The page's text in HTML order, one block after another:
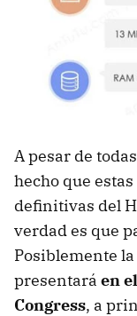
A pesar de
hecho que
definitivas del
verdad es que
Posiblemente
presentará en
Congress, a